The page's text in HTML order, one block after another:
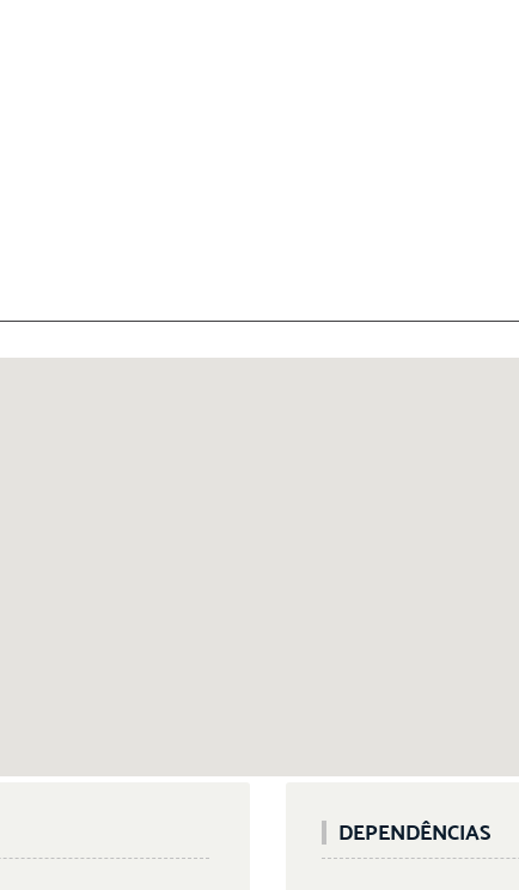
DEPENDÊNCIAS